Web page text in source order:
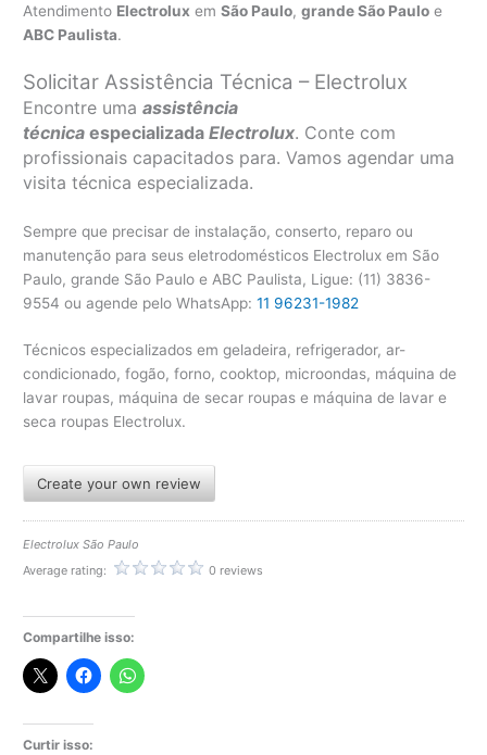
Atendimento Electrolux emSão Paulo,grande São Paulo e
ABC Paulista.
Solicitar Assistência Técnica – Electrolux
Encontre umaassistência
técnica especializadaElectrolux. Conte com
profissionais capacitados para. Vamos agendar uma
visita técnica especializada.
Sempre que precisar de instalação, conserto, reparo ou
manutenção para seus eletrodomésticos Electrolux em São
Paulo, grande São Paulo e ABC Paulista, Ligue: (11) 3836-
9554 ou agende pelo WhatsApp:11 96231-1982
Técnicos especializados em geladeira, refrigerador, ar-
condicionado, fogão, forno, cooktop, microondas, máquina de
lavar roupas, máquina de secar roupas e máquina de lavar e
seca roupas Electrolux.
Create your own review
Electrolux São Paulo
Average rating:
0 reviews
Compartilhe isso:
Curtir isso: